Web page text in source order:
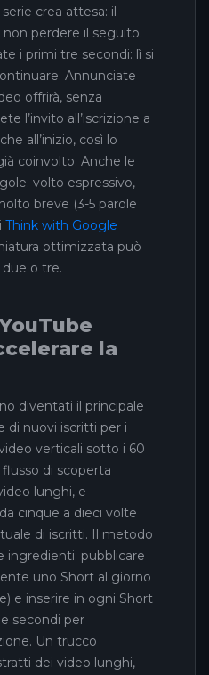
serie crea attesa: il
perdere il seguito.
i primi tre secondi: lì si
Annunciate
offrirà, senza
l’invito all’iscrizione a
all’inizio, così lo
coinvolto. Anche le
volto espressivo,
breve (3-5 parole
Think with Google
ottimizzata può
o tre.
la
diventati il principale
di nuovi iscritti per i
verticali sotto i 60
di scoperta
lunghi, e
cinque a dieci volte
di iscritti. Il metodo
ingredienti: pubblicare
uno Short al giorno
e inserire in ogni Short
secondi per
Un trucco
dei video lunghi,